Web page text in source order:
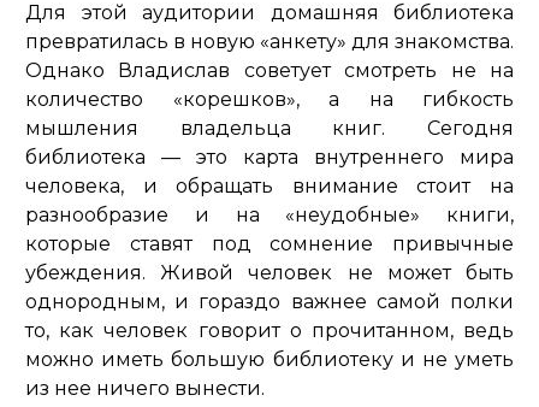
Для этой аудитории домашняя библиотека
превратилась в новую «анкету» для знакомства.
Однако Владислав советует смотреть не на
количество «корешков», а на гибкость
мышления владельца книг. Сегодня
библиотека — это карта внутреннего мира
человека, и обращать внимание стоит на
разнообразие и на «неудобные» книги,
которые ставят под сомнение привычные
убеждения. Живой человек не может быть
однородным, и гораздо важнее самой полки
то, как человек говорит о прочитанном, ведь
можно иметь большую библиотеку и не уметь
из нее ничего вынести.